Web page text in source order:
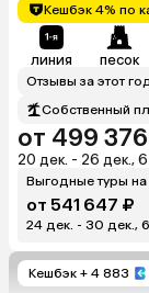
Кешбэк 4% по
линия песок
Отзывы за этот
Собственный
от 499
20 дек. - 26 дек.,
Выгодные туры
от 541 647 ₽
24 дек. - 30 дек.,
Кешбэк + 4 883